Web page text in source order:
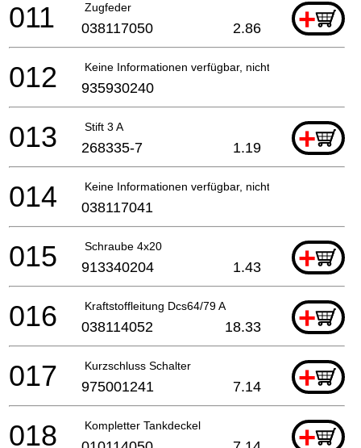
Zugfeder +
011 038117050 2.86
Keine Informationen verfügbar, nicht bestellbar
012 935930240
Stift 3 A +
013 268335-7 1.19
Keine Informationen verfügbar, nicht bestellbar
014 038117041
Schraube 4x20 +
015 913340204 1.43
Kraftstoffleitung Dcs64/79 A +
016 038114052 18.33
Kurzschluss Schalter +
017 975001241 7.14
Kompletter Tankdeckel +
018